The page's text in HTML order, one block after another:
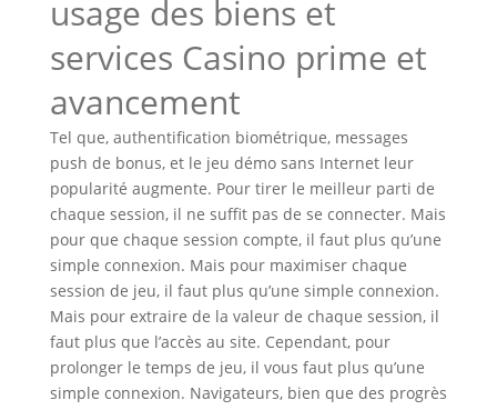
usage des biens et
services Casino prime et
avancement
Tel que, authentification biométrique, messages
push de bonus, et le jeu démo sans Internet leur
popularité augmente. Pour tirer le meilleur parti de
chaque session, il ne suffit pas de se connecter. Mais
pour que chaque session compte, il faut plus qu’une
simple connexion. Mais pour maximiser chaque
session de jeu, il faut plus qu’une simple connexion.
Mais pour extraire de la valeur de chaque session, il
faut plus que l’accès au site. Cependant, pour
prolonger le temps de jeu, il vous faut plus qu’une
simple connexion. Navigateurs, bien que des progrès